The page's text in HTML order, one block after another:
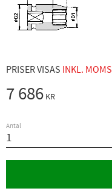
PRISER VISAS INKL. MOMS
7 686 KR
Antal